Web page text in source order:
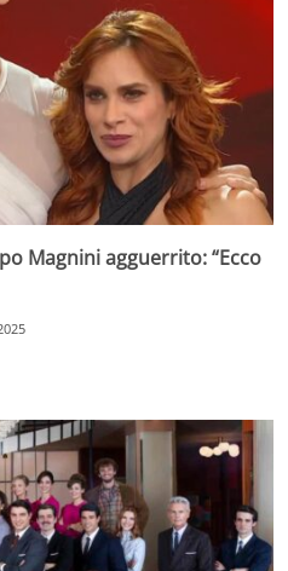
Magnini agguerrito: “Ecco